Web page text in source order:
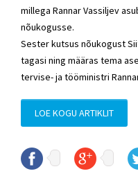
millega Rannar Vassiljev
nõukogusse.
Sester kutsus nõukogust
tagasi ning määras tema
tervise- ja tööministri
LOE KOGU ARTIKLIT